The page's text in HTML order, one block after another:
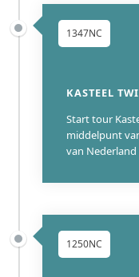
1347NC
KASTEEL
Start tour
middelpunt
van Nederland
1250NC